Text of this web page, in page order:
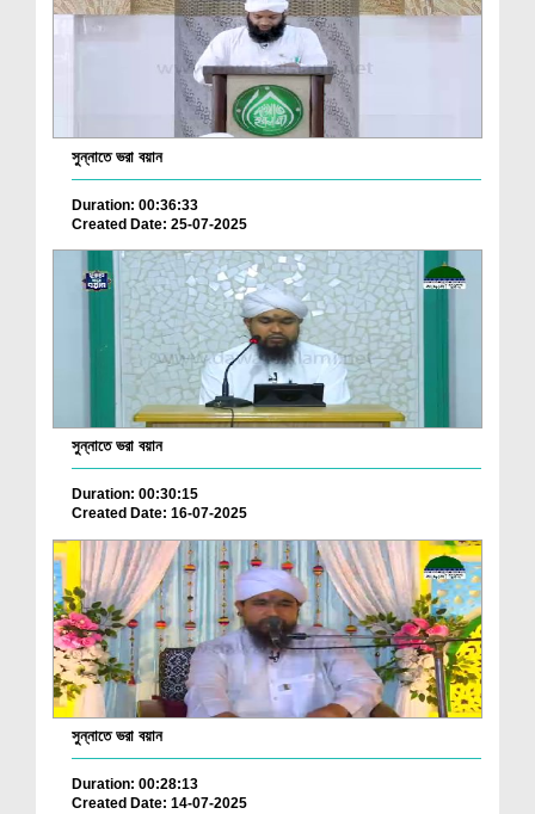
সুন্নাতে ভরা বয়ান
Duration: 00:36:33
Created Date: 25-07-2025
সুন্নাতে ভরা বয়ান
Duration: 00:30:15
Created Date: 16-07-2025
সুন্নাতে ভরা বয়ান
Duration: 00:28:13
Created Date: 14-07-2025